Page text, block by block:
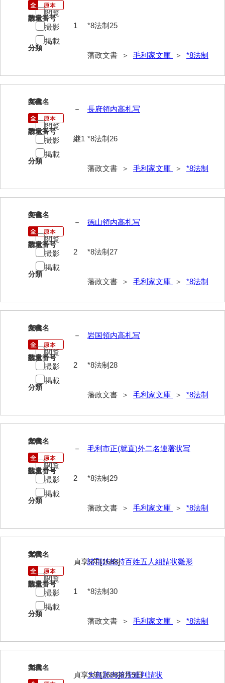
65接幕一件
66四境戦争一件
68諸隊一件
69年度別史料
71藩臣日記
72他藩人日記
75維新記事雑録
77維新史料
81写真史料
*6末家
*9財政
*12宗教
*15用度
請求番号
*8法制25
分類
藩政文書 ＞ 毛利家文庫 ＞ *8法制
数量
1
閲覧
撮影
掲載
26
文書名
長府領内高札写
請求番号
*8法制26
分類
藩政文書 ＞ 毛利家文庫 ＞ *8法制
年代
－
数量
継1
閲覧
撮影
掲載
27
文書名
徳山領内高札写
請求番号
*8法制27
分類
藩政文書 ＞ 毛利家文庫 ＞ *8法制
年代
－
数量
2
閲覧
撮影
掲載
28
文書名
岩国領内高札写
請求番号
*8法制28
分類
藩政文書 ＞ 毛利家文庫 ＞ *8法制
年代
－
数量
2
閲覧
撮影
掲載
29
文書名
毛利市正(就直)外二名連署状写
請求番号
*8法制29
分類
藩政文書 ＞ 毛利家文庫 ＞ *8法制
年代
－
数量
2
閲覧
撮影
掲載
30
文書名
諸郡鉄炮持百姓五人組請状雛形
請求番号
*8法制30
分類
藩政文書 ＞ 毛利家文庫 ＞ *8法制
年代
貞享5年[1688]
数量
1
閲覧
撮影
掲載
31
文書名
大島郡内茶洗連判請状
年代
貞享5年[1688]8月9日